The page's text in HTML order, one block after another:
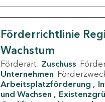
Förderrichtlinie
Wachstum
Förderart: Zuschuss
Unternehmen
Arbeitsplatzförderung
und Wachsen